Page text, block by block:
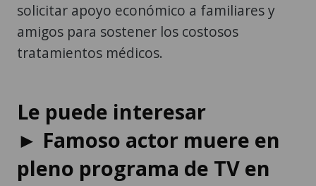
solicitar apoyo económico a familiares y
amigos para sostener los costosos
tratamientos médicos.
Le puede interesar
► Famoso actor muere en
pleno programa de TV en